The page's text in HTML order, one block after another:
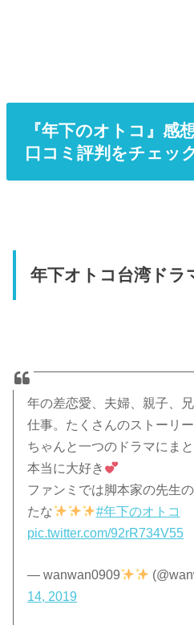
『年下のオトコ』感
口コミ評判をチェッ
年下オトコ台湾ドラ
年の差恋愛、夫婦、親子、
仕事。たくさんのストーリ
ちゃんと一つのドラマにま
本当に大好き
ファンミでは脚本家の先生
たな
#年下のオトコ
pic.twitter.com/92rR734V55
— wanwan0909
14, 2019